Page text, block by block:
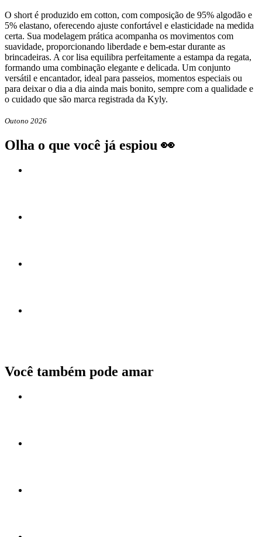
O short é produzido em cotton, com composição de 95% algodão e
5% elastano, oferecendo ajuste confortável e elasticidade na medida
certa. Sua modelagem prática acompanha os movimentos com
suavidade, proporcionando liberdade e bem-estar durante as
brincadeiras. A cor lisa equilibra perfeitamente a estampa da regata,
formando uma combinação elegante e delicada. Um conjunto
versátil e encantador, ideal para passeios, momentos especiais ou
para deixar o dia a dia ainda mais bonito, sempre com a qualidade e
o cuidado que são marca registrada da Kyly.
Outono 2026
Olha o que você já espiou 👀
Você também pode amar